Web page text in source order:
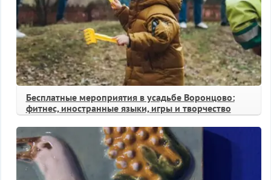
Бесплатные мероприятия в усадьбе Воронцово:
фитнес, иностранные языки, игры и творчество